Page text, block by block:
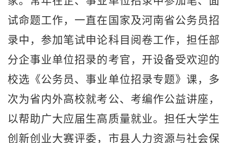
试命题工作，一直在国家及河南省公务员招
录中，参加笔试申论科目阅卷工作，担任部
分企事业单位招录的考官，开设备受欢迎的
校选《公务员、事业单位招录专题》课，多
次为省内外高校就考公、考编作公益讲座，
以帮助广大应届生高质量就业。担任大学生
创新创业大赛评委，市县人力资源与社会保